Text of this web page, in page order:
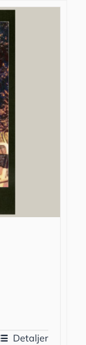
Detaljer